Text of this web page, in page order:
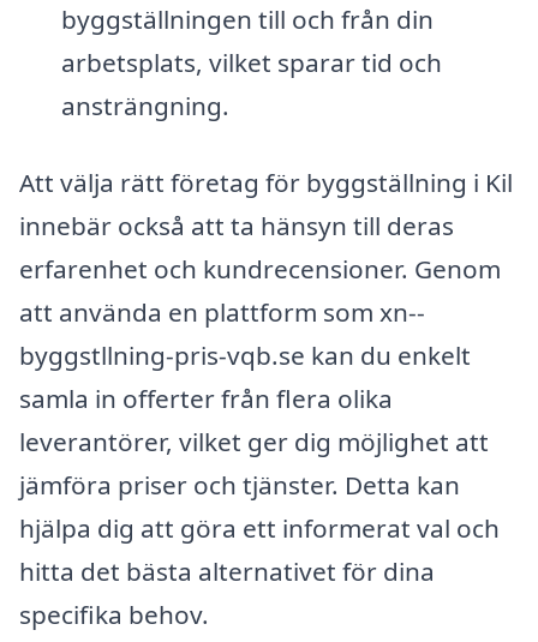
byggställningen till och från din
arbetsplats, vilket sparar tid och
ansträngning.
Att välja rätt företag för byggställning i Kil
innebär också att ta hänsyn till deras
erfarenhet och kundrecensioner. Genom
att använda en plattform som xn--
byggstllning-pris-vqb.se kan du enkelt
samla in offerter från flera olika
leverantörer, vilket ger dig möjlighet att
jämföra priser och tjänster. Detta kan
hjälpa dig att göra ett informerat val och
hitta det bästa alternativet för dina
specifika behov.